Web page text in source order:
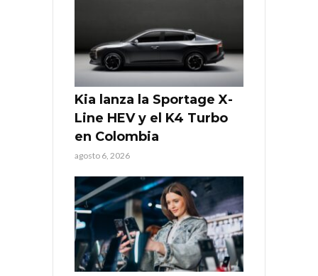
Kia lanza la Sportage X-
Line HEV y el K4 Turbo
en Colombia
agosto 6, 2026